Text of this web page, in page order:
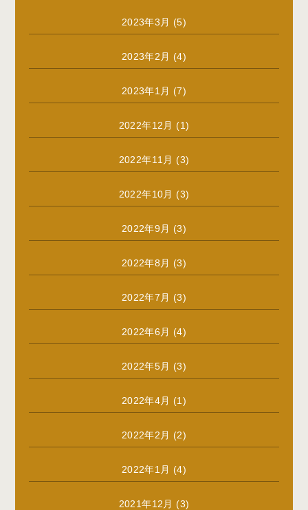
2023年3月 (5)
2023年2月 (4)
2023年1月 (7)
2022年12月 (1)
2022年11月 (3)
2022年10月 (3)
2022年9月 (3)
2022年8月 (3)
2022年7月 (3)
2022年6月 (4)
2022年5月 (3)
2022年4月 (1)
2022年2月 (2)
2022年1月 (4)
2021年12月 (3)